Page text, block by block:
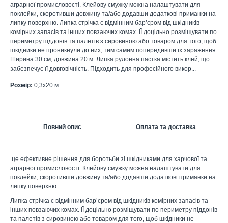
аграрної промисловості. Клейову смужку можна налаштувати для
поклейки, скоротивши довжину та/або додавши додаткові приманки на
липку поверхню. Липка стрічка є відмінним бар’єром від шкідників
комірних запасів та інших повзаючих комах. ЇЇ доцільно розміщувати по
периметру піддонів та палетів з сировиною або товаром для того, щоб
шкідники не проникнули до них, тим самим попередивши їх зараження.
Ширина 30 см, довжина 20 м. Липка рулонна пастка містить клей, що
забезпечує її довговічність. Підходить для професійного викор...
Розмір: 0,3х20 м
Повний опис Оплата та доставка
це ефективне рішення для боротьби зі шкідниками для харчової та
аграрної промисловості. Клейову смужку можна налаштувати для
поклейки, скоротивши довжину та/або додавши додаткові приманки на
липку поверхню.
Липка стрічка є відмінним бар’єром від шкідників комірних запасів та
інших повзаючих комах. ЇЇ доцільно розміщувати по периметру піддонів
та палетів з сировиною або товаром для того, щоб шкідники не